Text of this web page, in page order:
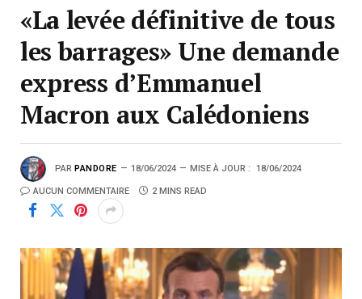
«La levée définitive de tous
les barrages» Une demande
express d’Emmanuel
Macron aux Calédoniens
PAR PANDORE 18/06/2024 MISE À JOUR : 18/06/2024
AUCUN COMMENTAIRE 2 MINS READ